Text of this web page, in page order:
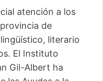
atención a los
de
literario
El Instituto
Gil-Albert ha